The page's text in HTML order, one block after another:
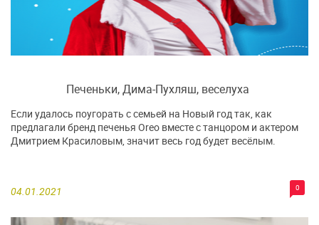
Печеньки, Дима-Пухляш, веселуха
04.01.2021 0
Если удалось поугорать с семьей на Новый год так, как
предлагали бренд печенья Oreo вместе с танцором и актером
Дмитрием Красиловым, значит весь год будет весёлым.